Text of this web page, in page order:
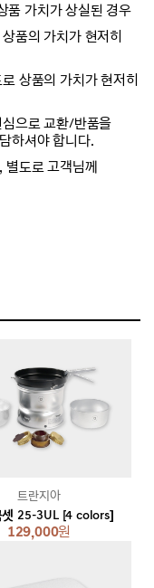
품 가치가 상실된 경우
품의 가치가 현저히
상품의 가치가 현저히
으로 교환/반품을
하셔야 합니다.
별도로 고객님께
셋 25-3UL [4 colors]
129,000원
트란지아